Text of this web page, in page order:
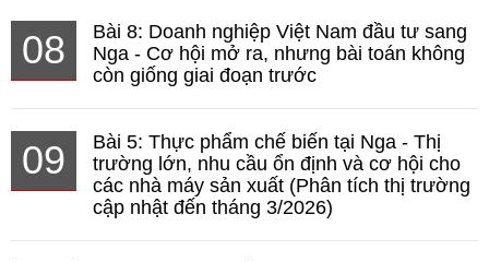
08
Bài 8: Doanh nghiệp Việt Nam đầu tư sang
Nga - Cơ hội mở ra, nhưng bài toán không
còn giống giai đoạn trước
09
Bài 5: Thực phẩm chế biến tại Nga - Thị
trường lớn, nhu cầu ổn định và cơ hội cho
các nhà máy sản xuất (Phân tích thị trường
cập nhật đến tháng 3/2026)